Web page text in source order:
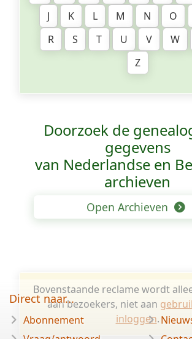
J
K L M N O
R
S T U V W
Z
Doorzoek de
gegevens
van Nederlandse en
archieven
Open Archieven
Bovenstaande reclame wordt
aan bezoekers, niet aan
inloggen.
Direct naar...
Abonnement